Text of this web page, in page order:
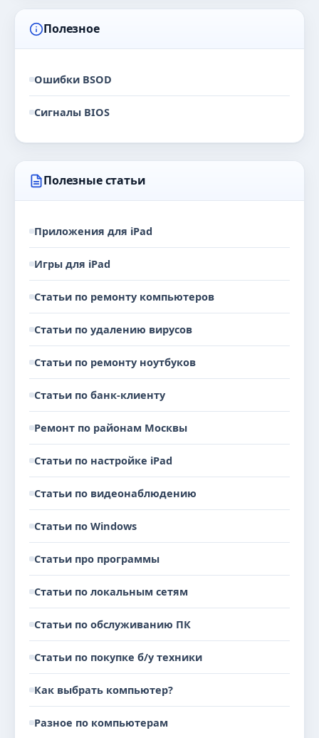
Полезное
Ошибки BSOD
Сигналы BIOS
Полезные статьи
Приложения для iPad
Игры для iPad
Статьи по ремонту компьютеров
Статьи по удалению вирусов
Статьи по ремонту ноутбуков
Статьи по банк-клиенту
Ремонт по районам Москвы
Статьи по настройке iPad
Статьи по видеонаблюдению
Статьи по Windows
Статьи про программы
Статьи по локальным сетям
Статьи по обслуживанию ПК
Статьи по покупке б/у техники
Как выбрать компьютер?
Разное по компьютерам